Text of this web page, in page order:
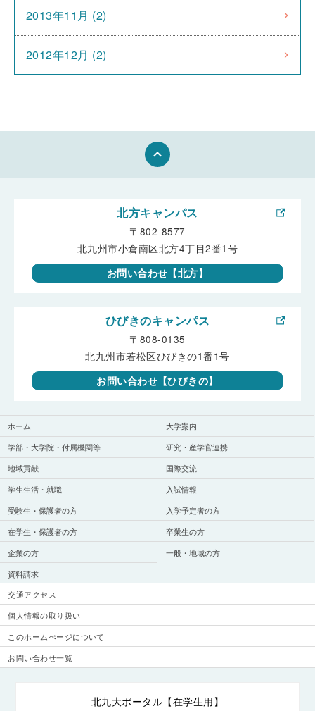
2013年11月 (2)
2012年12月 (2)
keyboard_arrow_up
ホーム
大学案内
学部・大学院・付属機関等
研究・産学官連携
地域貢献
国際交流
学生生活・就職
入試情報
受験生・保護者の方
入学予定者の方
在学生・保護者の方
卒業生の方
企業の方
一般・地域の方
資料請求
北方キャンパス
〒802-8577
北九州市小倉南区北方4丁目2番1号
お問い合わせ【北方】
ひびきのキャンパス
〒808-0135
北九州市若松区ひびきの1番1号
お問い合わせ【ひびきの】
交通アクセス
個人情報の取り扱い
このホームぺージについて
お問い合わせ一覧
北九大ポータル【在学生用】